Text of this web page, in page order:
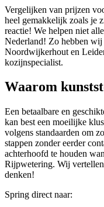
Vergelijken van prijzen
heel gemakkelijk zoals je
reactie! We helpen niet
Nederland! Zo hebben wij
Noordwijkerhout en
kozijnspecialist.
Waarom
Een betaalbare en
kan best een moeilijke
volgens standaarden om
stappen zonder eerder
achterhoofd te houden
Rijpwetering. Wij
denken!
Spring direct naar: